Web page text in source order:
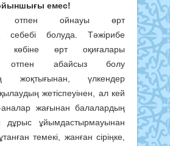
емес!
отпен ойнауы өрт
себебі болуда. Тәжірибе
көбіне өрт оқиғалары
отпен абайсыз болу
жоқтығынан, үлкендер
жетіспеуінен, ал кей
аналар жағынан балалардың
дұрыс ұйымдастырмауынан
темекі, жанған сіріңке,